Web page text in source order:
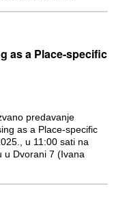
as a Place-specific
predavanje
as a Place-specific
u 11:00 sati na
u Dvorani 7 (Ivana